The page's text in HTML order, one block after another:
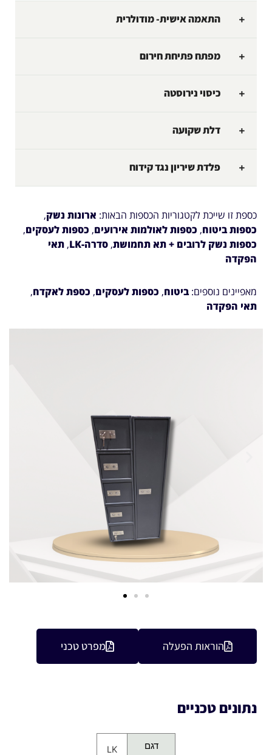
התאמה אישית- מודולרית
מפתח פתיחת חירום
כיסוי נירוסטה
דלת שקועה
פלדת שיריון נגד קידוח
כספת זו שייכת לקטגוריות הכספות הבאות: ארונות נשק,
כספות ביטוח, כספות לאולמות אירועים, כספות לעסקים,
כספות נשק לרובים + תא תחמושת, סדרה-LK , תאי
הפקדה
מאפיינים נוספים: ביטוח, כספות לעסקים, כספת לאקדח,
תאי הפקדה
הוראות הפעלה מפרט טכני
נתונים טכניים
דגם LK